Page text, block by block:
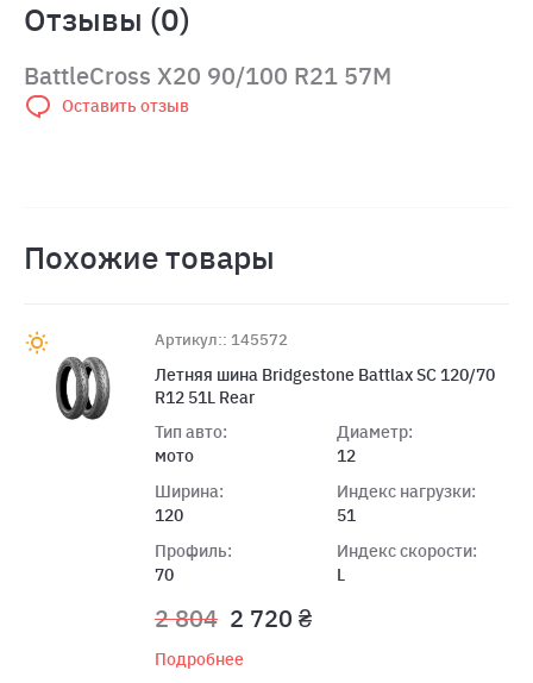
Отзывы (0)
BattleCross X20 90/100 R21 57M
Оставить отзыв
Похожие товары
Артикул:: 145572
Летняя шина Bridgestone Battlax SC 120/70
R12 51L Rear
Тип авто:
мото
Ширина:
120
Профиль:
70
Диаметр:
12
Индекс нагрузки:
51
Индекс скорости:
L
2 804 2 720 ₴
Подробнее